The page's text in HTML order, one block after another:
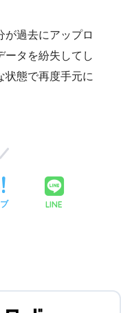
が過去にアップロ
ータを紛失してし
状態で再度手元に
LINE